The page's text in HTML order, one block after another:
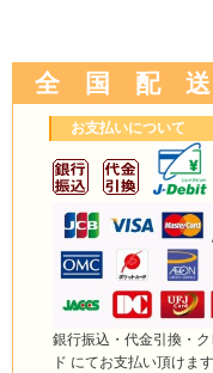
全 国 配
お支払いについて
銀行振込・代金引換・
ド にてお支払い頂けます